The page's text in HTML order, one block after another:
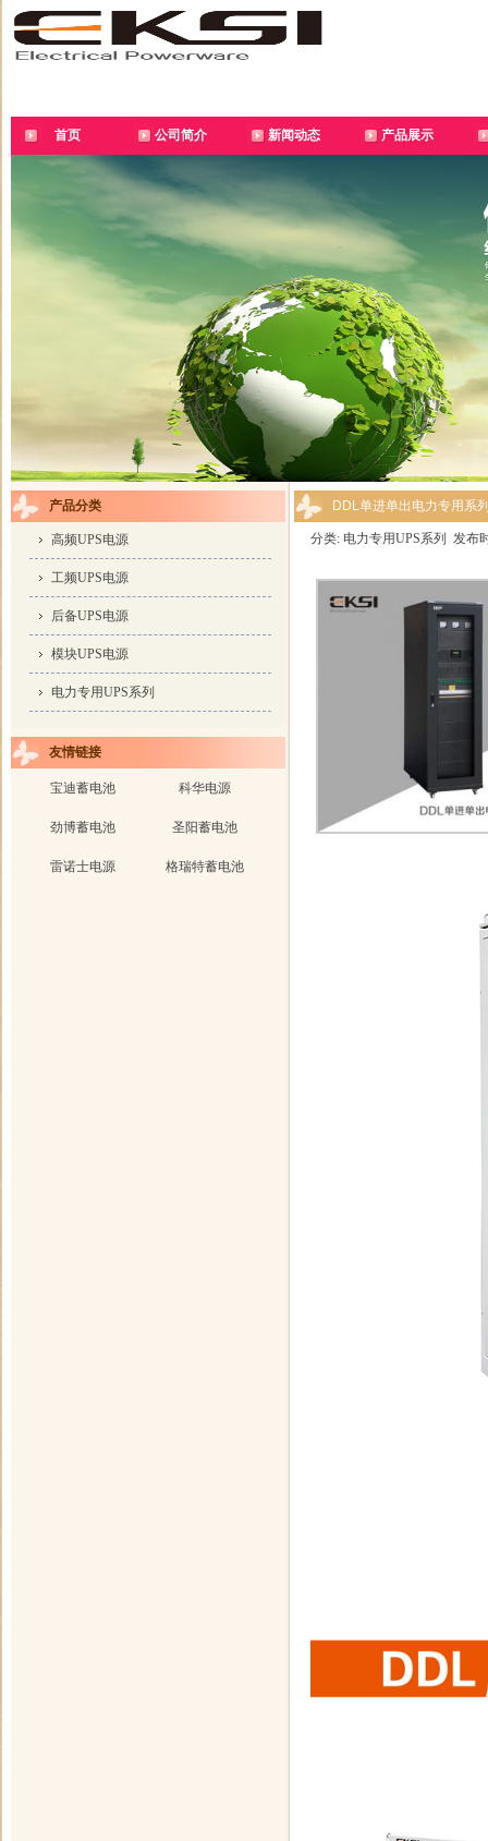
首页 公司简介 新闻动态 产品展示
产品分类
高频UPS电源
工频UPS电源
后备UPS电源
模块UPS电源
电力专用UPS系列
友情链接
宝迪蓄电池 科华电源
劲博蓄电池 圣阳蓄电池
雷诺士电源 格瑞特蓄电池
DDL单进单出电力专用系
分类: 电力专用UPS系列 发布